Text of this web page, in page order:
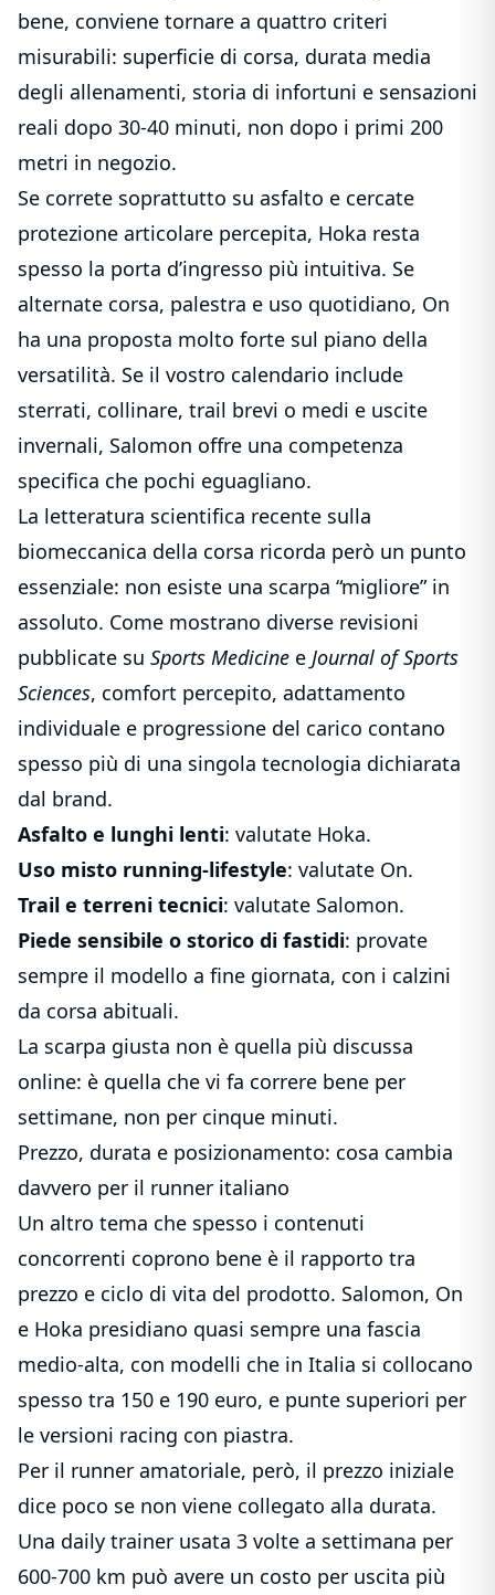
bene, conviene tornare a quattro criteri
misurabili: superficie di corsa, durata media
degli allenamenti, storia di infortuni e sensazioni
reali dopo 30-40 minuti, non dopo i primi 200
metri in negozio.
Se correte soprattutto su asfalto e cercate
protezione articolare percepita, Hoka resta
spesso la porta d’ingresso più intuitiva. Se
alternate corsa, palestra e uso quotidiano, On
ha una proposta molto forte sul piano della
versatilità. Se il vostro calendario include
sterrati, collinare, trail brevi o medi e uscite
invernali, Salomon offre una competenza
specifica che pochi eguagliano.
La letteratura scientifica recente sulla
biomeccanica della corsa ricorda però un punto
essenziale: non esiste una scarpa “migliore” in
assoluto. Come mostrano diverse revisioni
pubblicate su Sports Medicine e Journal of Sports
Sciences, comfort percepito, adattamento
individuale e progressione del carico contano
spesso più di una singola tecnologia dichiarata
dal brand.
Asfalto e lunghi lenti: valutate Hoka.
Uso misto running-lifestyle: valutate On.
Trail e terreni tecnici: valutate Salomon.
Piede sensibile o storico di fastidi: provate
sempre il modello a fine giornata, con i calzini
da corsa abituali.
La scarpa giusta non è quella più discussa
online: è quella che vi fa correre bene per
settimane, non per cinque minuti.
Prezzo, durata e posizionamento: cosa cambia
davvero per il runner italiano
Un altro tema che spesso i contenuti
concorrenti coprono bene è il rapporto tra
prezzo e ciclo di vita del prodotto. Salomon, On
e Hoka presidiano quasi sempre una fascia
medio-alta, con modelli che in Italia si collocano
spesso tra 150 e 190 euro, e punte superiori per
le versioni racing con piastra.
Per il runner amatoriale, però, il prezzo iniziale
dice poco se non viene collegato alla durata.
Una daily trainer usata 3 volte a settimana per
600-700 km può avere un costo per uscita più